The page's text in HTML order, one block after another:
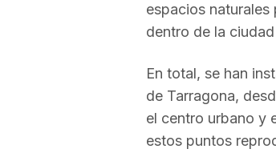
espacios
dentro de la
En total, se han
de Tarragona,
el centro urbano y
estos puntos